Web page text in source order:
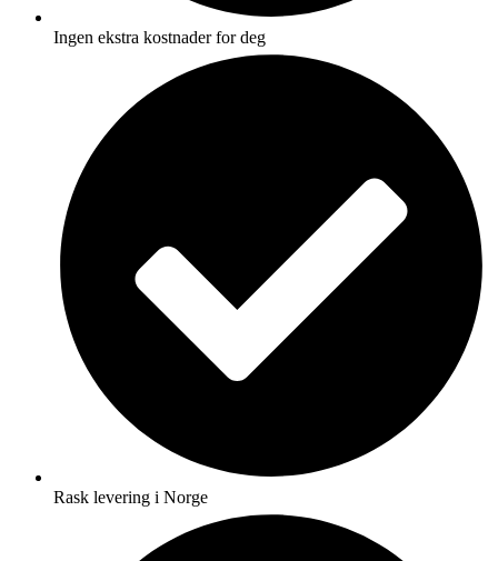
Ingen ekstra kostnader for deg
Rask levering i Norge